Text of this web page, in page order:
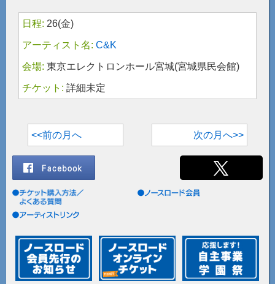
26(金)
C&K
東京エレクトロンホール宮城(宮城県民会館)
詳細未定
<<前の月へ 次の月へ>>